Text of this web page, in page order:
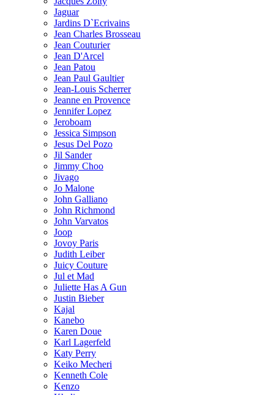
Jaguar
Jardins D`Ecrivains
Jean Charles Brosseau
Jean Couturier
Jean D'Arcel
Jean Patou
Jean Paul Gaultier
Jean-Louis Scherrer
Jeanne en Provence
Jennifer Lopez
Jeroboam
Jessica Simpson
Jesus Del Pozo
Jil Sander
Jimmy Choo
Jivago
Jo Malone
John Galliano
John Richmond
John Varvatos
Joop
Jovoy Paris
Judith Leiber
Juicy Couture
Jul et Mad
Juliette Has A Gun
Justin Bieber
Kajal
Kanebo
Karen Doue
Karl Lagerfeld
Katy Perry
Keiko Mecheri
Kenneth Cole
Kenzo